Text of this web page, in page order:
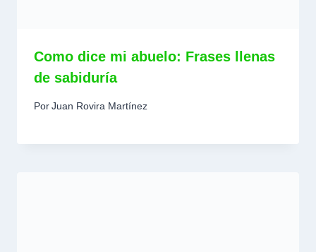
Como dice mi abuelo: Frases llenas
de sabiduría
PorJuan Rovira Martínez